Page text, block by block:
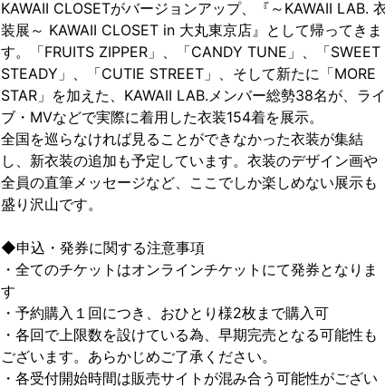
KAWAII CLOSETがバージョンアップ、『～KAWAII LAB.
装展～ KAWAII CLOSET in 大丸東京店』として帰ってきま
す。「FRUITS ZIPPER」、「CANDY TUNE」、「SWEET
STEADY」、「CUTIE STREET」、そして新たに「MORE
STAR」を加えた、KAWAII LAB.メンバー総勢38名が、ライ
ブ・MVなどで実際に着⽤した衣装154着を展示。
全国を巡らなければ見ることができなかった衣装が集結
し、新⾐装の追加も予定しています。衣装のデザイン画や
全員の直筆メッセージなど、ここでしか楽しめない展示も
盛り沢山です。
◆申込・発券に関する注意事項
・全てのチケットはオンラインチケットにて発券となりま
す
・予約購入１回につき、おひとり様2枚まで購入可
・各回で上限数を設けている為、早期完売となる可能性も
ございます。あらかじめご了承ください。
・各受付開始時間は販売サイトが混み合う可能性がござい